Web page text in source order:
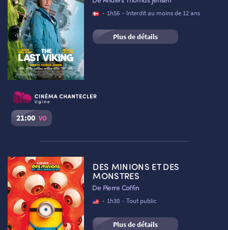
NOUS CONTACTER
Réserver une place
- 1h56 - Interdit au moins de 12 ans
Plus de détails
21:00 VO
Séance du06/08/2026à 21:00 VO
Cinéma Le Chantecler – Ugine :Salle 1
Réserver une place
DES MINIONS ET DES
MONSTRES
De Pierre Coffin
- 1h30 - Tout public
Plus de détails